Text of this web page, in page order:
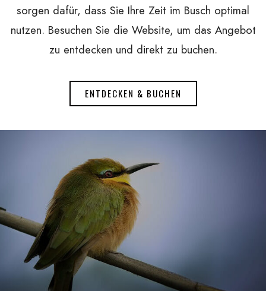
sorgen dafür, dass Sie Ihre Zeit im Busch optimal
nutzen. Besuchen Sie die Website, um das Angebot
zu entdecken und direkt zu buchen.
ENTDECKEN & BUCHEN